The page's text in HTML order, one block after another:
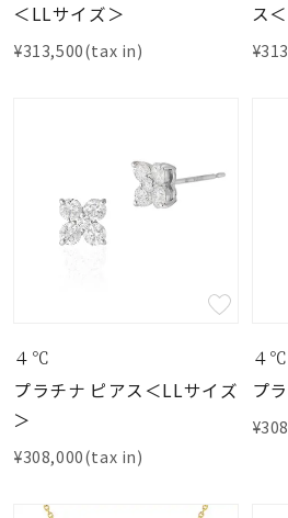
＜LLサイズ＞
¥313,500(tax in)
ス
４℃
プラチナ ピアス＜LLサイズ
＞
¥308,000(tax in)
４℃
プ